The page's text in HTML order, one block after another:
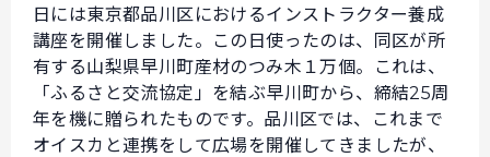
日には東京都品川区におけるインストラクター養成
講座を開催しました。この日使ったのは、同区が所
有する山梨県早川町産材のつみ木１万個。これは、
「ふるさと交流協定」を結ぶ早川町から、締結25周
年を機に贈られたものです。品川区では、これまで
オイスカと連携をして広場を開催してきましたが、